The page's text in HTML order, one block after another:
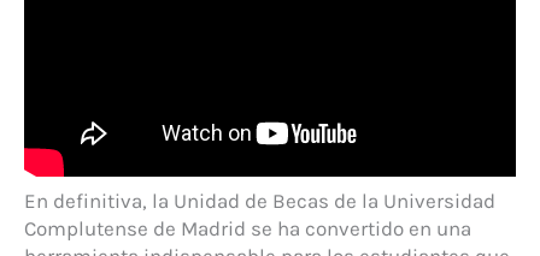
En definitiva, la Unidad de Becas de la Universidad
Complutense de Madrid se ha convertido en una